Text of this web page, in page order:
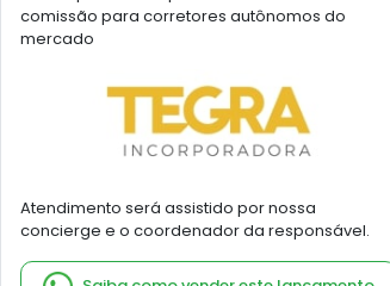
comissão para corretores autônomos do
mercado
Atendimento será assistido por nossa
concierge e o coordenador da responsável.